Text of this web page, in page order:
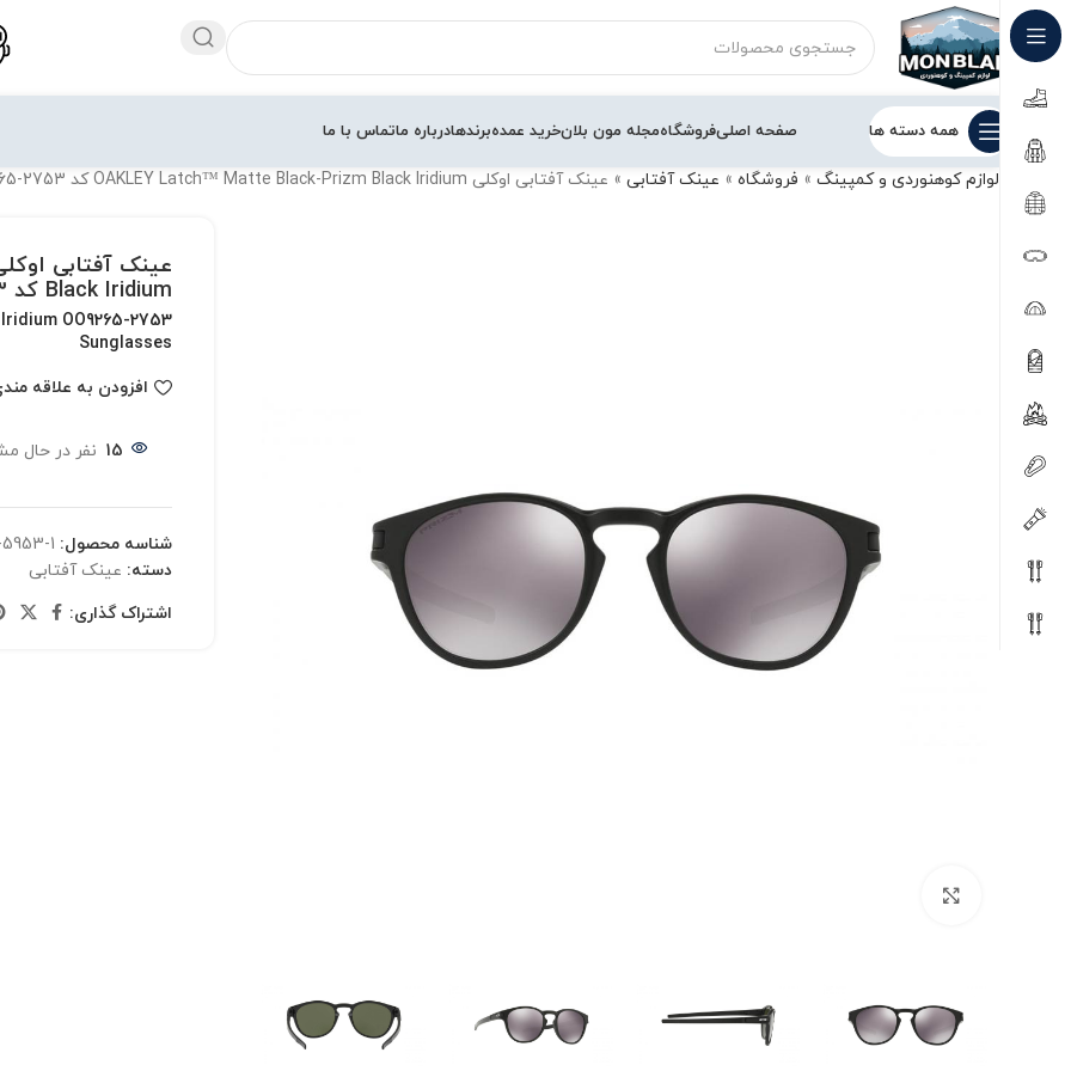
همه دسته ها صفحه اصلیفروشگاهمجله مون بلانخرید عمدهبرندهادرباره ماتماس با ما
لوازم کوهنوردی و کمپینگ » فروشگاه » عینک آفتابی » عینک آفتابی اوکلی OAKLEY Latch™ Matte Black-Prizm Black Iridium کد OO9265-2753
Black Iridium کد OO9265-2753
OO9265-2753
Sunglasses
افزودن به علاقه
15 نفر در حال
شناسه محصول: 1
دسته: عینک آفتابی
اشتراک گذاری: